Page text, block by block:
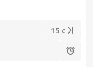
15 с